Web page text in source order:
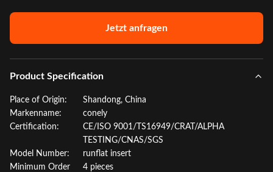
Jetzt anfragen
Product Specification
Place of Origin:
Shandong, China
Markenname:
conely
Certification:
CE/ISO 9001/TS16949/CRAT/ALPHA
TESTING/CNAS/SGS
Model Number:
runflat insert
Minimum Order
4 pieces